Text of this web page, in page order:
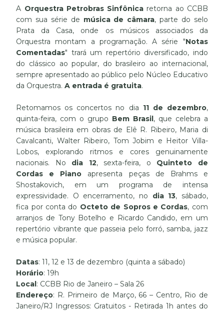
A Orquestra Petrobras Sinfônica retorna ao CCBB
com sua série de música de câmara, parte do selo
Prata da Casa, onde os músicos associados da
Orquestra montam a programação. A série "Notas
Comentadas" trará um repertório diversificado, indo
do clássico ao popular, do brasileiro ao internacional,
sempre apresentado ao público pelo Núcleo Educativo
da Orquestra.A entrada é gratuita.
Retomamos os concertos no dia 11 de dezembro,
quinta-feira, com o grupo Bem Brasil , que celebra a
música brasileira em obras de Elê R. Ribeiro, Maria di
Cavalcanti, Walter Ribeiro, Tom Jobim e Heitor Villa-
Lobos, explorando ritmos e cores genuinamente
nacionais. No dia 12, sexta-feira, o Quinteto de
Cordas e Piano apresenta peças de Brahms e
Shostakovich, em um programa de intensa
expressividade. O encerramento, no dia 13, sábado,
fica por conta do Octeto de Sopros e Cordas, com
arranjos de Tony Botelho e Ricardo Candido, em um
repertório vibrante que passeia pelo forró, samba, jazz
e música popular.
Datas: 11, 12 e 13 de dezembro (quinta a sábado)
Horário: 19h
Local : CCBB Rio de Janeiro – Sala 26
Endereço: R. Primeiro de Março, 66 – Centro, Rio de
Janeiro/RJ Ingressos: Gratuitos - Retirada 1h antes do